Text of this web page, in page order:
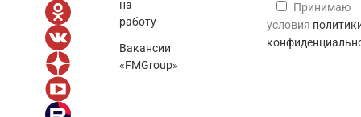
на
работу
Вакансии
«FMGroup»
Принимаю
условия